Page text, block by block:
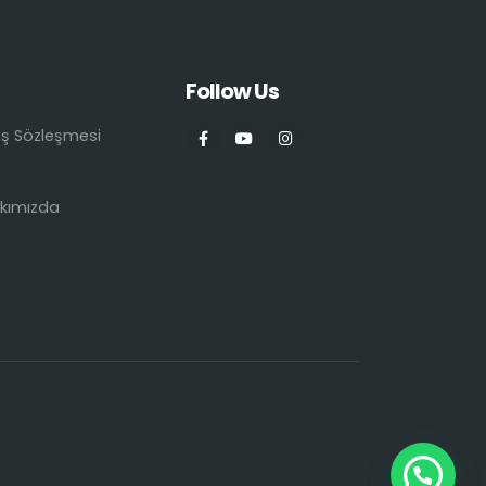
Sözleşmesi
Follow Us